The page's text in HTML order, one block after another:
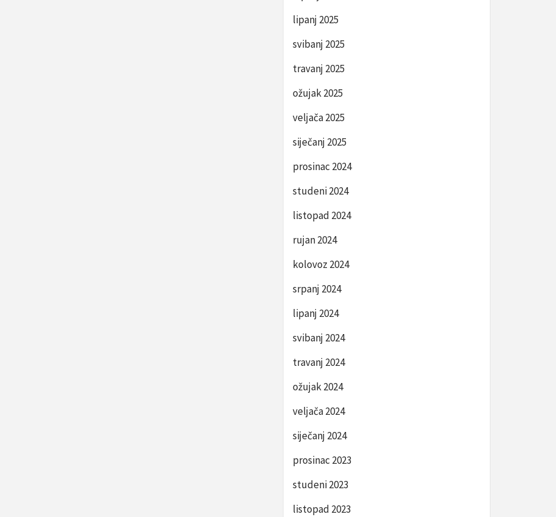
lipanj 2025
svibanj 2025
travanj 2025
ožujak 2025
veljača 2025
siječanj 2025
prosinac 2024
studeni 2024
listopad 2024
rujan 2024
kolovoz 2024
srpanj 2024
lipanj 2024
svibanj 2024
travanj 2024
ožujak 2024
veljača 2024
siječanj 2024
prosinac 2023
studeni 2023
listopad 2023